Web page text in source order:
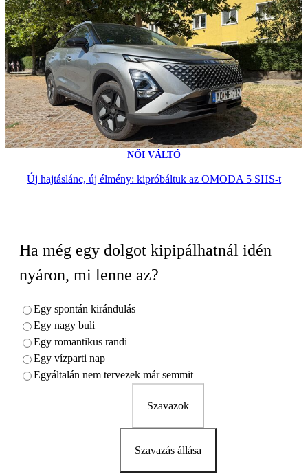
NŐI VÁLTÓ
Új hajtáslánc, új élmény: kipróbáltuk az OMODA 5 SHS-t
Ha még egy dolgot kipipálhatnál idén
nyáron, mi lenne az?
Egy spontán kirándulás
Egy nagy buli
Egy romantikus randi
Egy vízparti nap
Egyáltalán nem tervezek már semmit
Szavazok
Szavazás állása